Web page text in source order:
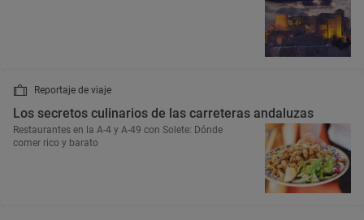
Reportaje de viaje
Los secretos culinarios de las carreteras andaluzas
Restaurantes en la A-4 y A-49 con Solete: Dónde
comer rico y barato